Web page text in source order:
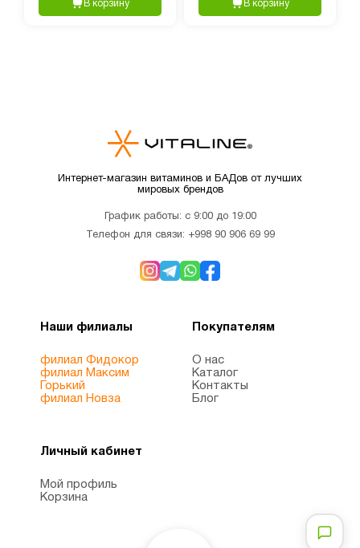
В корзину В корзину
Интернет-магазин витаминов и БАДов от лучших
мировых брендов
График работы: с 9:00 до 19:00
Телефон для связи: +998 90 906 69 99
Наши филиалы
филиал Фидокор
филиал Максим
Горький
филиал Новза
Покупателям
О нас
Каталог
Контакты
Блог
Личный кабинет
Мой профиль
Корзина